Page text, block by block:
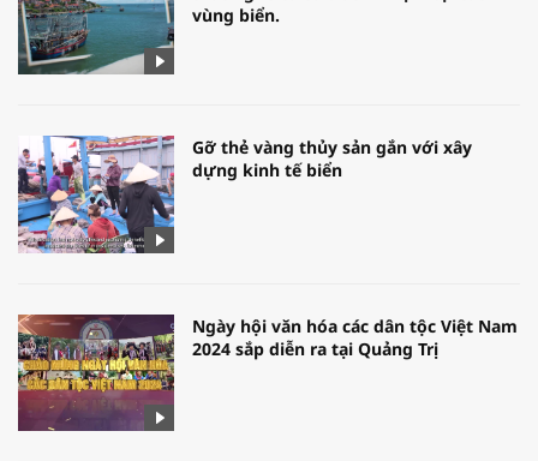
vùng biển.
Gỡ thẻ vàng thủy sản gắn với xây
dựng kinh tế biển
Ngày hội văn hóa các dân tộc Việt Nam
2024 sắp diễn ra tại Quảng Trị